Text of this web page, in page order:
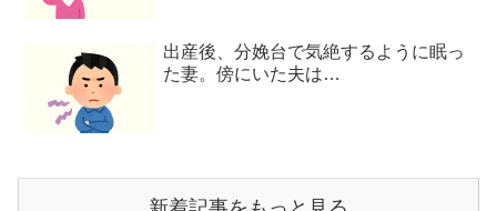
出産後、分娩台で気絶するように眠っ
た妻。傍にいた夫は…